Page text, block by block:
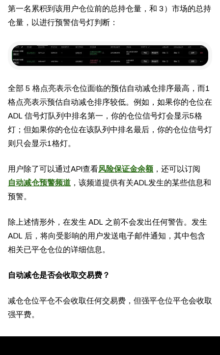
第一名累积到该用户仓位前的总持仓量，和 3）市场的总持
仓量，以进行预警信号灯判断：
全部 5 格点亮表示仓位面临的预估自动减仓排序最高，而1
格点亮表示预估自动减仓排序较低。例如，如果你的仓位在
ADL 信号灯队列中排名第一，你的仓位信号灯会显示5格
灯；但如果你的仓位在该队列中排名最后，你的仓位信号灯
则只会显示1格灯。
用户除了可以通过API查看风险保证金余额 ，还可以订阅
自动减仓预警频道 ，该频道提供有关ADL发生的某些信息和
预警。
除上述情形外，在发生 ADL 之前不会发出任何警告。发生
ADL 后，将向受影响的用户发送电子邮件通知，其中包含
相关已平仓仓位的详细信息。
自动减仓是否会收取交易费？
减仓仓位平仓不会收取任何交易费，但强平仓位平仓会收取
强平费。